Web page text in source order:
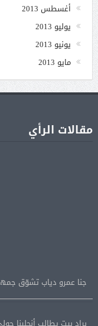
أغسطس 2013
يوليو 2013
يونيو 2013
مايو 2013
مقالات الرأي
Maleficent